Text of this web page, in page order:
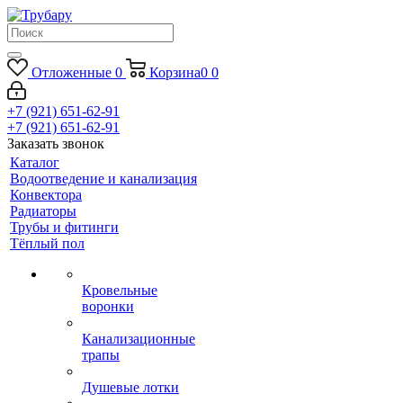
Отложенные 0 Корзина0 0
+7 (921) 651-62-91
+7 (921) 651-62-91
Заказать звонок
Каталог
Водоотведение и канализация
Конвектора
Радиаторы
Трубы и фитинги
Тёплый пол
Кровельные
воронки
Канализационные
трапы
Душевые лотки